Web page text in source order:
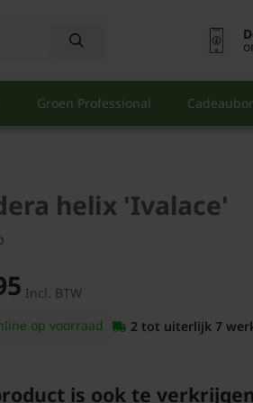
Groen Professional
helix 'Ivalace'
Incl. BTW
op voorraad
2 tot uiterlijk 7
is ook te